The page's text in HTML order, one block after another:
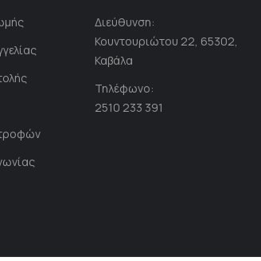
Διεύθυνση:
Κουντουριώτου 22, 65302,
Καβάλα
Τηλέφωνο:
2510 233 391